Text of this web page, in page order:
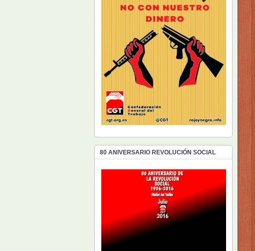
80 ANIVERSARIO REVOLUCIÓN SOCIAL